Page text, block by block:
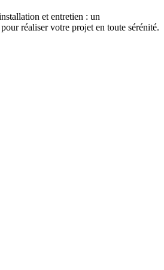
et entretien : un
réaliser votre projet en toute sérénité.